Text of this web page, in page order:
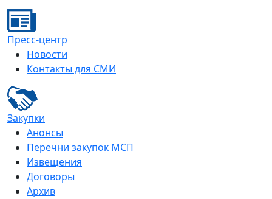
Пресс-центр
Новости
Контакты для СМИ
Закупки
Анонсы
Перечни закупок МСП
Извещения
Договоры
Архив